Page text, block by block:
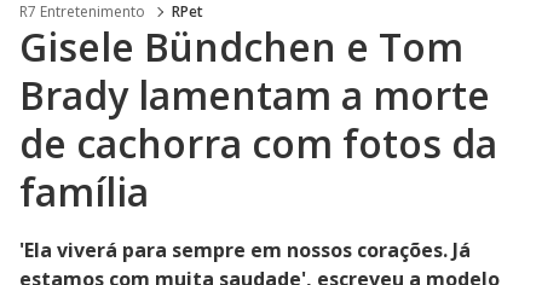
R7 Entretenimento RPet
Gisele Bündchen e Tom
Brady lamentam a morte
de cachorra com fotos da
família
'Ela viverá para sempre em nossos corações. Já
estamos com muita saudade', escreveu a modelo